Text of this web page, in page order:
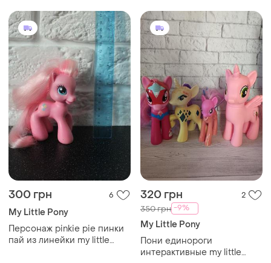
300 грн 6
My Little Pony
Персонаж pinkie pie пинки
пай из линейки my little
320 грн 2
350 грн -9%
My Little Pony
Пони единороги
интерактивные my little